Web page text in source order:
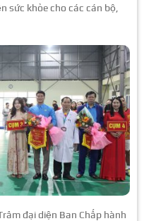
sức khỏe cho các cán bộ,
đại diện Ban Chấp hành